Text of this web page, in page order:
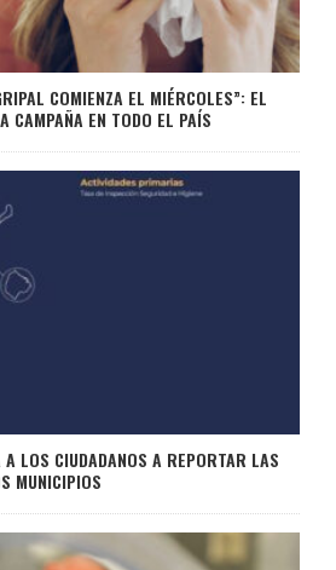
COMIENZA EL MIÉRCOLES”: EL
CAMPAÑA EN TODO EL PAÍS
A LOS CIUDADANOS A REPORTAR LAS
MUNICIPIOS